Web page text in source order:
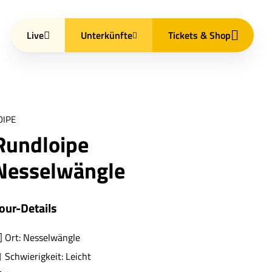
Details
Ort: Nesselwängle
Schwierigkeit: Leicht
Live Unterkünfte Tickets & Shop